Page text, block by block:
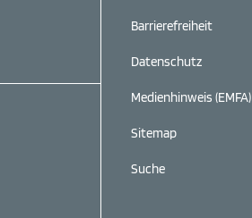
Barrierefreiheit
Datenschutz
Medienhinweis (EMFA)
Sitemap
Suche